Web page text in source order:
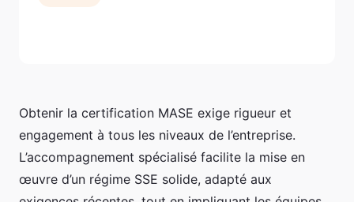
Obtenir la certification MASE exige rigueur et
engagement à tous les niveaux de l’entreprise.
L’accompagnement spécialisé facilite la mise en
œuvre d’un régime SSE solide, adapté aux